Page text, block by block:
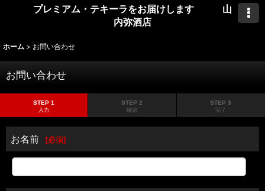
プレミアム・テキーラをお届けします 山
内弥酒店
ホーム > お問い合わせ
お問い合わせ
STEP 1
入力
STEP 2
確認
STEP 3
完了
お名前 [必須]